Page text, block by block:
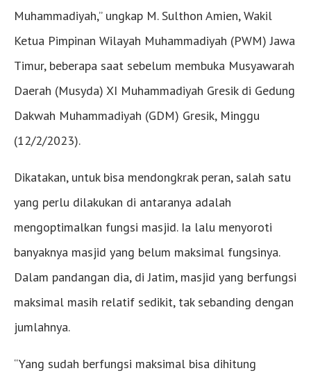
Muhammadiyah,” ungkap M. Sulthon Amien, Wakil
Ketua Pimpinan Wilayah Muhammadiyah (PWM) Jawa
Timur, beberapa saat sebelum membuka Musyawarah
Daerah (Musyda) XI Muhammadiyah Gresik di Gedung
Dakwah Muhammadiyah (GDM) Gresik, Minggu
(12/2/2023).
Dikatakan, untuk bisa mendongkrak peran, salah satu
yang perlu dilakukan di antaranya adalah
mengoptimalkan fungsi masjid. Ia lalu menyoroti
banyaknya masjid yang belum maksimal fungsinya.
Dalam pandangan dia, di Jatim, masjid yang berfungsi
maksimal masih relatif sedikit, tak sebanding dengan
jumlahnya.
“Yang sudah berfungsi maksimal bisa dihitung